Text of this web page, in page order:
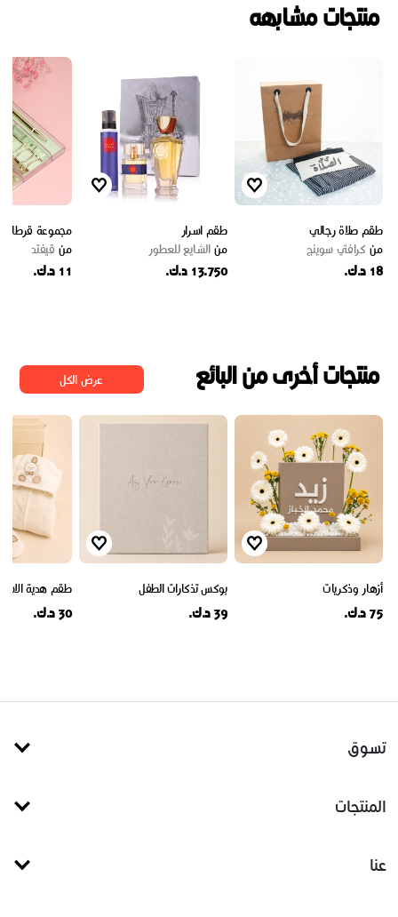
منتجات مشابهه
طقم صلاة رجالي
من كرافتي سوينج
18 د.ك.
طقم اسرار
من الشايع للعطور
13.750 د.ك.
مجموعة
من قيفتد
11 د.ك.
منتجات أخرى من البائع عرض الكل
أزهار وذكريات
75 د.ك.
بوكس تذكارات الطفل
39 د.ك.
طقم هدية
30 د.ك.
تسوق
المنتجات
عنا